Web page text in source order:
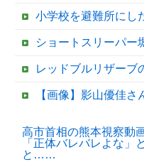
小学校を避難所にしたことに激怒した某野
ショートスリーパー
レッドブルリザーブの角田裕毅、
【画像】影山優佳さん
【移民政策反対】イオンの
高市首相の熊本視察動
「正体バレバレよな」
と……